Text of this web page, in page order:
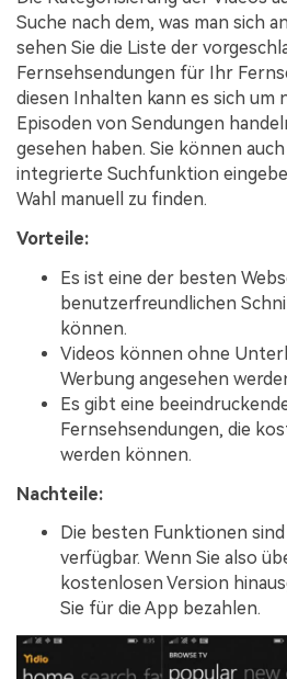
Suche nach dem, was man sich
sehen Sie die Liste der
Fernsehsendungen für Ihr
diesen Inhalten kann es sich um
Episoden von Sendungen
gesehen haben. Sie können
integrierte Suchfunktion
Wahl manuell zu finden.
Vorteile:
Es ist eine der besten
benutzerfreundlichen
können.
Videos können ohne
Werbung angesehen
Es gibt eine
Fernsehsendungen, die
werden können.
Nachteile:
Die besten Funktionen
verfügbar. Wenn Sie also
kostenlosen Version
Sie für die App bezahlen.